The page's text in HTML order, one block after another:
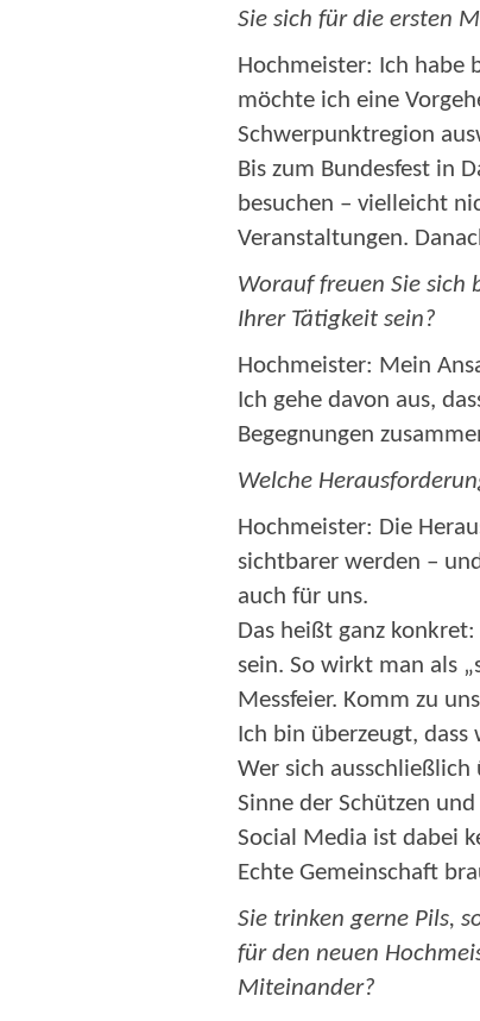
Sie sich für die ersten
Hochmeister: Ich habe
möchte ich eine
Schwerpunktregion
Bis zum Bundesfest in
besuchen – vielleicht
Veranstaltungen.
Worauf freuen Sie sich
Ihrer Tätigkeit sein?
Hochmeister: Mein
Ich gehe davon aus,
Begegnungen
Welche
Hochmeister: Die
sichtbarer werden –
auch für uns.
Das heißt ganz
sein. So wirkt man als
Messfeier. Komm zu
Ich bin überzeugt,
Wer sich
Sinne der Schützen
Social Media ist dabei
Echte Gemeinschaft
Sie trinken gerne Pils,
für den neuen
Miteinander?